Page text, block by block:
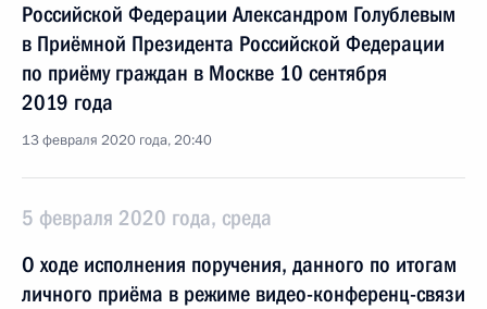
Российской Федерации Александром Голублевым
в Приёмной Президента Российской Федерации
по приёму граждан в Москве 10 сентября
2019 года
13 февраля 2020 года, 20:40
5 февраля 2020 года, среда
О ходе исполнения поручения, данного по итогам
личного приёма в режиме видео-конференц-связи